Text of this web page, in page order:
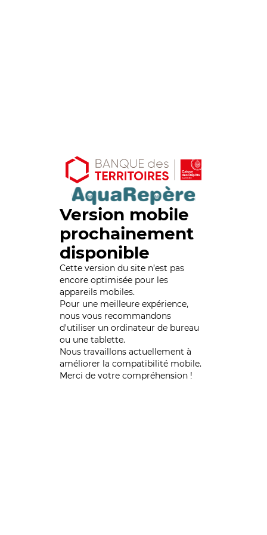
Version mobile
prochainement
disponible
Cette version du site n’est pas
encore optimisée pour les
appareils mobiles.
Pour une meilleure expérience,
nous vous recommandons
d'utiliser un ordinateur de bureau
ou une tablette.
Nous travaillons actuellement à
améliorer la compatibilité mobile.
Merci de votre compréhension !